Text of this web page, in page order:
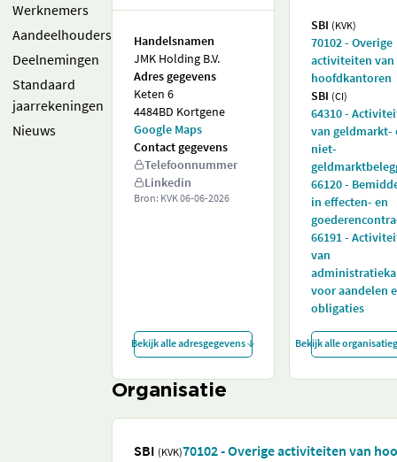
Werknemers
Aandeelhouders
Deelnemingen
Standaard
jaarrekeningen
Nieuws
Handelsnamen
JMK Holding B.V.
Adres gegevens
Keten 6
4484BD Kortgene
Google Maps
Contact gegevens
Telefoonnummer
Linkedin
Bron: KVK06-06-2026
Bekijk alle adresgegevens
SBI (KVK)
70102 - Overige
activiteiten van
hoofdkantoren
SBI (CI)
64310 -
van geldmarkt-
niet-
66120 -
in effecten- en
66191 -
van
voor aandelen
obligaties
Bekijk alle
Organisatie
SBI (KVK)70102 - Overige activiteiten van